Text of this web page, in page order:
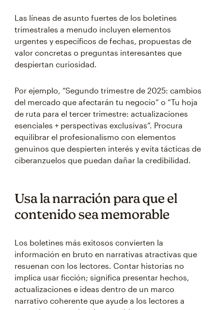
Las líneas de asunto fuertes de los boletines
trimestrales a menudo incluyen elementos
urgentes y específicos de fechas, propuestas de
valor concretas o preguntas interesantes que
despiertan curiosidad.
Por ejemplo, “Segundo trimestre de 2025: cambios
del mercado que afectarán tu negocio” o “Tu hoja
de ruta para el tercer trimestre: actualizaciones
esenciales + perspectivas exclusivas”. Procura
equilibrar el profesionalismo con elementos
genuinos que despierten interés y evita tácticas de
ciberanzuelos que puedan dañar la credibilidad.
Usa la narración para que el
contenido sea memorable
Los boletines más exitosos convierten la
información en bruto en narrativas atractivas que
resuenan con los lectores. Contar historias no
implica usar ficción; significa presentar hechos,
actualizaciones e ideas dentro de un marco
narrativo coherente que ayude a los lectores a